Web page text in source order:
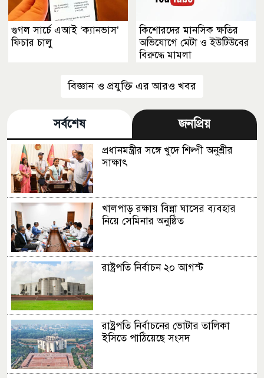
গুগল সার্চে এআই ‘ক্যানভাস’
ফিচার চালু
কিশোরদের মানসিক ক্ষতির
অভিযোগে মেটা ও ইউটিউবের
বিরুদ্ধে মামলা
বিজ্ঞান ও প্রযুক্তি এর আরও খবর
সর্বশেষ জনপ্রিয়
প্রধানমন্ত্রীর সঙ্গে খুদে শিল্পী অনুশ্রীর
সাক্ষাৎ
খালপাড় রক্ষায় বিন্না ঘাসের ব্যবহার
নিয়ে সেমিনার অনুষ্ঠিত
রাষ্ট্রপতি নির্বাচন ২০ আগস্ট
রাষ্ট্রপতি নির্বাচনের ভোটার তালিকা
ইসিতে পাঠিয়েছে সংসদ